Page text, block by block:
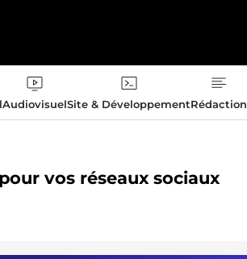
AudiovisuelSite & DéveloppementRédaction
vos réseaux sociaux